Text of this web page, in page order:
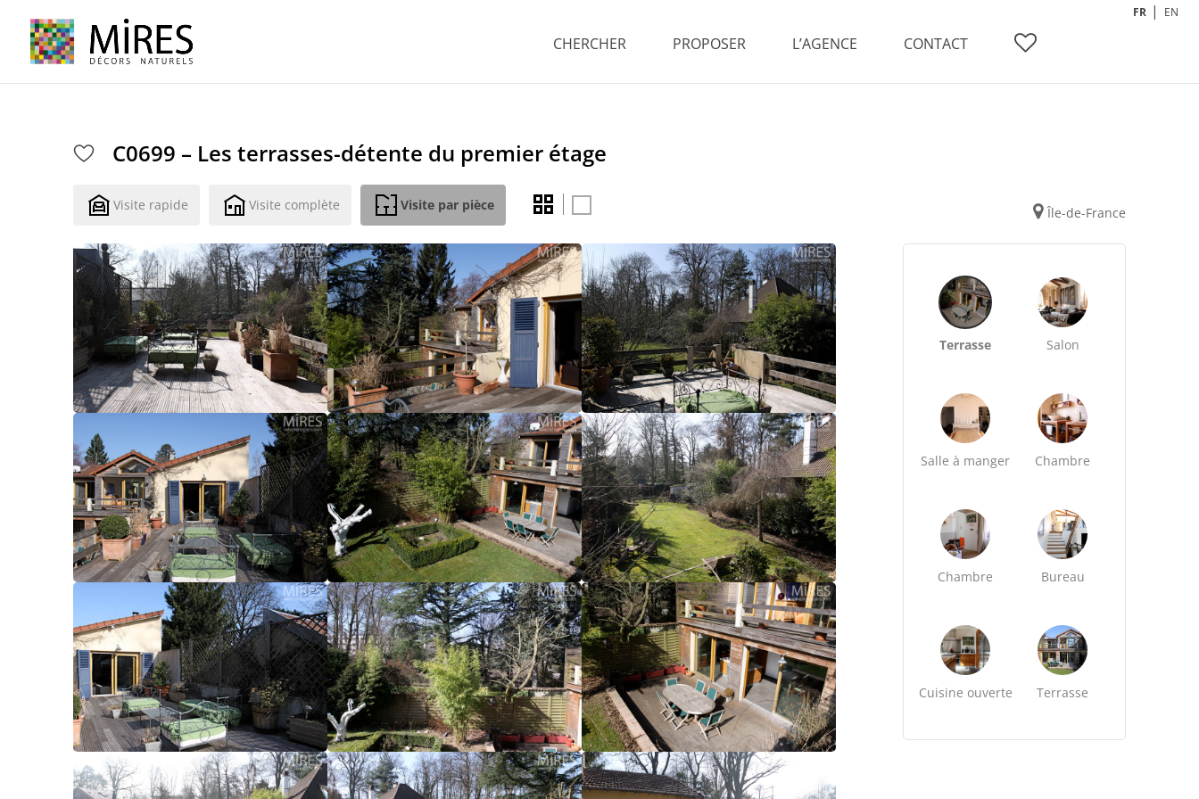
CHERCHER PROPOSER L’AGENCE CONTACT
FR EN
C0699 – Les terrasses-détente du premier étage
Visite rapide Visite complète Visite par pièce Île-de-France
Terrasse Salon
Salle à manger Chambre
Chambre Bureau
Cuisine ouverte Terrasse